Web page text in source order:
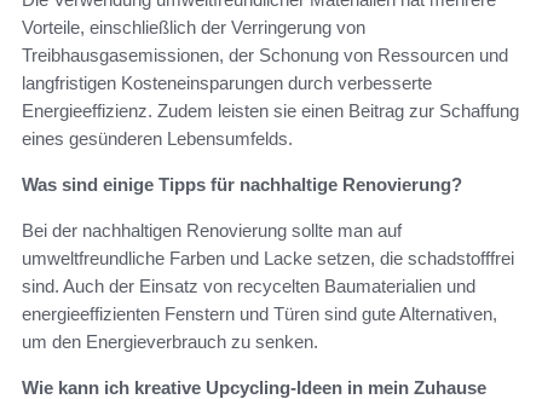
Vorteile, einschließlich der Verringerung von
Treibhausgasemissionen, der Schonung von Ressourcen und
langfristigen Kosteneinsparungen durch verbesserte
Energieeffizienz. Zudem leisten sie einen Beitrag zur Schaffung
eines gesünderen Lebensumfelds.
Was sind einige Tipps für nachhaltige Renovierung?
Bei der nachhaltigen Renovierung sollte man auf
umweltfreundliche Farben und Lacke setzen, die schadstofffrei
sind. Auch der Einsatz von recycelten Baumaterialien und
energieeffizienten Fenstern und Türen sind gute Alternativen,
um den Energieverbrauch zu senken.
Wie kann ich kreative Upcycling-Ideen in mein Zuhause